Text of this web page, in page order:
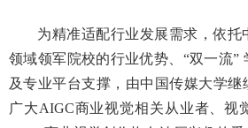
为精准适配行业发展需求，依托
领域领军院校的行业优势、 “双一流”
及专业平台支撑，由中国传媒大学继
广大AIGC商业视觉相关从业者、视